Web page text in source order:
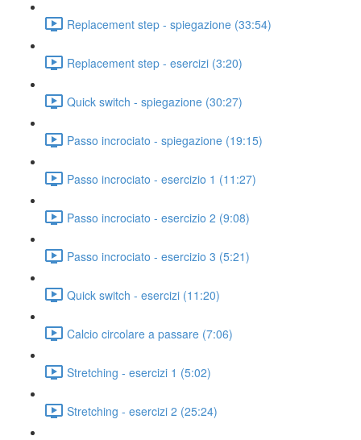
Replacement step - spiegazione (33:54)
Replacement step - esercizi (3:20)
Quick switch - spiegazione (30:27)
Passo incrociato - spiegazione (19:15)
Passo incrociato - esercizio 1 (11:27)
Passo incrociato - esercizio 2 (9:08)
Passo incrociato - esercizio 3 (5:21)
Quick switch - esercizi (11:20)
Calcio circolare a passare (7:06)
Stretching - esercizi 1 (5:02)
Stretching - esercizi 2 (25:24)